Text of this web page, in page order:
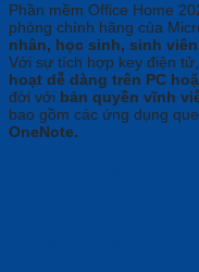
Phần mềm Office Home
phòng chính hãng của
nhân, học sinh, sinh
Với sự tích hợp key điện
hoạt dễ dàng trên PC
đời với bản quyền vĩnh
bao gồm các ứng dụng
OneNote.